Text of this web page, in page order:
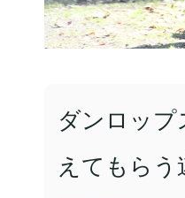
ダンロッ
えてもらう